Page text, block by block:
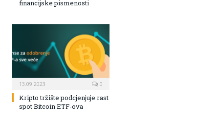
financijske pismenosti
13.09.2023 0
Kripto tržište podcjenjuje rast
spot Bitcoin ETF-ova